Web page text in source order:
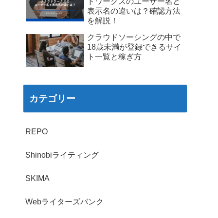
表示名の違いは？確認方法
を解説！
クラウドソーシングの中で
18歳未満が登録できるサイ
ト一覧と稼ぎ方
カテゴリー
REPO
Shinobiライティング
SKIMA
Webライターズバンク